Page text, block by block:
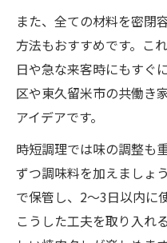
また、全ての材料を密閉
方法もおすすめです。こ
日や急な来客時にもすぐ
区や東久留米市の共働き
アイデアです。
時短調理では味の調整も
ずつ調味料を加えましょ
で保管し、2〜3日以内に
こうした工夫を取り入れ